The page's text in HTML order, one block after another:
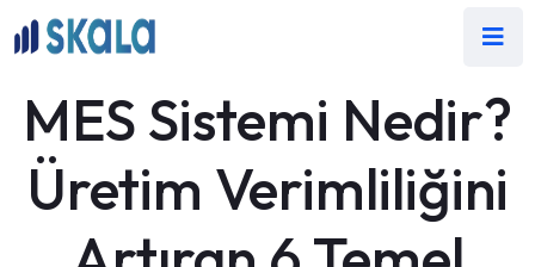
MES Sistemi Nedir?
Üretim Verimliliğini